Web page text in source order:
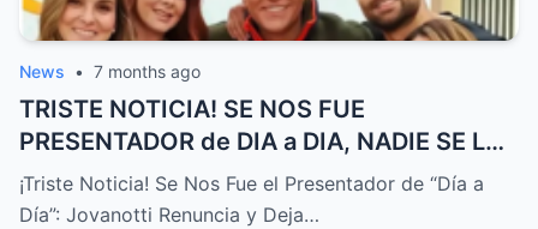
News • 7 months ago
TRISTE NOTICIA! SE NOS FUE
PRESENTADOR de DIA a DIA, NADIE SE LO
ESPERABA! – HTT
¡Triste Noticia! Se Nos Fue el Presentador de “Día a
Día”: Jovanotti Renuncia y Deja…